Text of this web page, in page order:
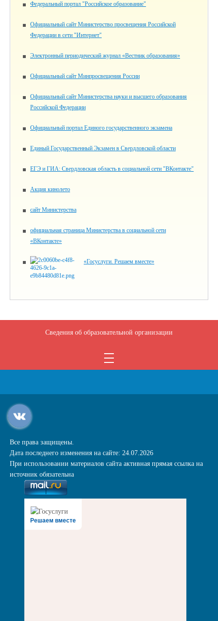
Федеральный портал "Российское образование"
Официальный сайт Министерство просвещения Российской
Федерации в сети "Интернет"
Электронный периодический журнал «Вестник образования»
Официальный сайт Минпросвещения России
Официальный сайт Министерства науки и высшего образования
Российской Федерации
Официальный портал Единого государственного экзамена
Единый Государственный Экзамен в Свердловской области
ЕГЭ и ГИА: Свердловская область в социальной сети "ВКонтакте"
Акция кинолето
сайт Министерства
официальная страница Министерства в социальной сети
«ВКонтакте»
«Госуслуги. Решаем вместе»
Сведения об образовательной организации
Все права защищены.
Дата последнего изменения на сайте: 24.07.2026
При использовании материалов сайта активная прямая ссылка на
источник обязательна
Решаем вместе